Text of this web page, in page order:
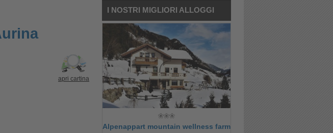
apri cartina
I NOSTRI MIGLIORI ALLOGGI
Alpenappart mountain wellness farm